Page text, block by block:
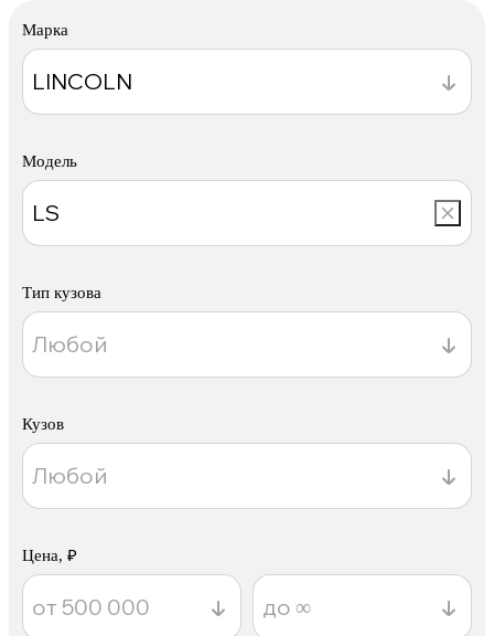
Марка
Модель
Тип кузова
Кузов
Цена, ₽